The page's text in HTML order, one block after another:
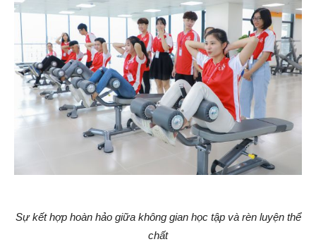
Sự kết hợp hoàn hảo giữa không gian học tập và rèn luyện thể
chất